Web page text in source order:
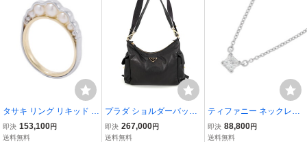
タサキ リング リキッド ス
カルプチャー パール リン
グ あこや真珠 K18YG/Pt9
即決 153,100円
送料無料
プラダ ショルダーバッグ
エクスプローラ ラージ レ
ザー 1BC264 PRADA ２w
即決 267,000円
送料無料
ティファニー ネックレス
ソリティア スクエア ダイ
ヤモンド 1P 約0.12ct Pt9
即決 88,800円
送料無料